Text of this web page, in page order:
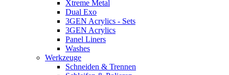
Xtreme Metal
Dual Exo
3GEN Acrylics - Sets
3GEN Acrylics
Panel Liners
Washes
Werkzeuge
Schneiden & Trennen